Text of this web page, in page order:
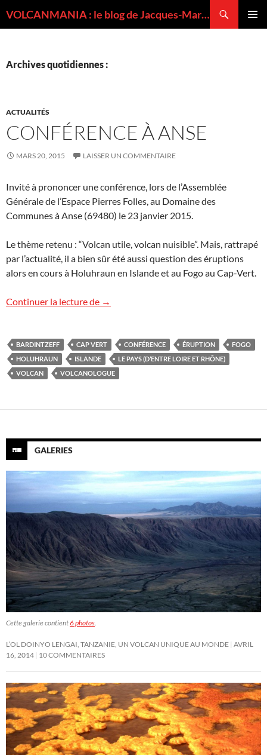
VOLCANMANIA : le blog de Jacques-Marie BARDINTZEFF, volcanologue
Archives quotidiennes :
ACTUALITÉS
CONFÉRENCE À ANSE
MARS 20, 2015 LAISSER UN COMMENTAIRE
Invité à prononcer une conférence, lors de l’Assemblée
Générale de l’Espace Pierres Folles, au Domaine des
Communes à Anse (69480) le 23 janvier 2015.
Le thème retenu : “Volcan utile, volcan nuisible”. Mais, rattrapé
par l’actualité, il a bien sûr été aussi question des éruptions
alors en cours à Holuhraun en Islande et au Fogo au Cap-Vert.
Continuer la lecture de Conférence à Anse
→
BARDINTZEFF CAP VERT CONFÉRENCE ÉRUPTION
FOGO
HOLUHRAUN
ISLANDE
LE PAYS (D’ENTRE LOIRE ET RHÔNE)
VOLCAN
VOLCANOLOGUE
GALERIES
Cette galerie contient6 photos
L’OL DOINYO LENGAI, TANZANIE, UN VOLCAN UNIQUE AU MONDE AVRIL
16, 2014 10 COMMENTAIRES